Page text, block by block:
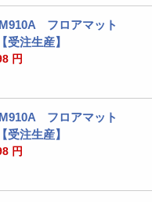
フロアマット
受注生産】
円
フロアマット
受注生産】
円